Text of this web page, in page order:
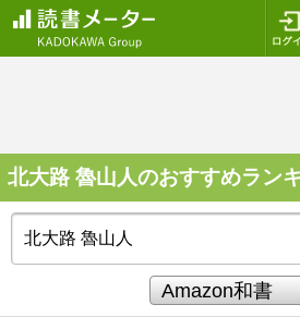
北大路 魯山人のおすすめラン